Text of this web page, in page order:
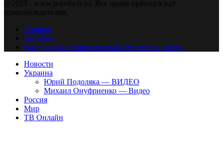
@2023 - www.pravda-tv.ru. Все права принадлежат
правообладателям.
Главная
Авторам
Владельцам авторских прав. Ответственности.
Новости
Украина
Юрий Подоляка — ВИДЕО
Михаил Онуфриенко — Видео
Россия
Мир
ТВ Онлайн